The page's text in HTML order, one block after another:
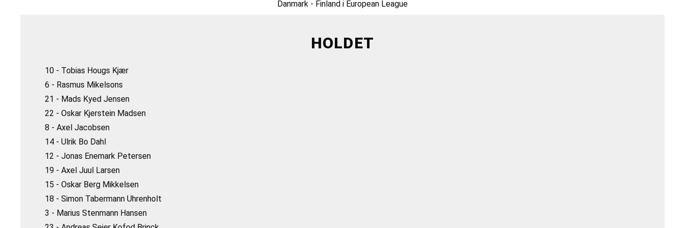
Danmark - Finland i European League
HOLDET
10 - Tobias Hougs Kjær
6 - Rasmus Mikelsons
21 - Mads Kyed Jensen
22 - Oskar Kjerstein Madsen
8 - Axel Jacobsen
14 - Ulrik Bo Dahl
12 - Jonas Enemark Petersen
19 - Axel Juul Larsen
15 - Oskar Berg Mikkelsen
18 - Simon Tabermann Uhrenholt
3 - Marius Stenmann Hansen